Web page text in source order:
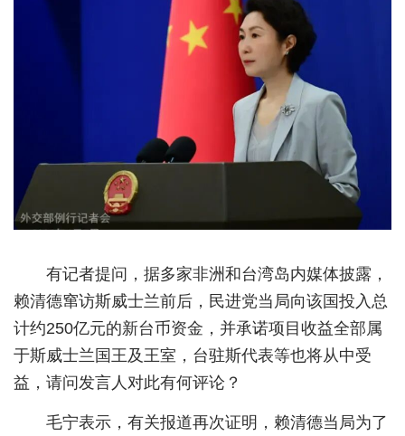
悠游
相亲
房产
消费
创意
有记者提问，据多家非洲和台湾岛内媒体披露，
赖清德窜访斯威士兰前后，民进党当局向该国投入总
计约250亿元的新台币资金，并承诺项目收益全部属
于斯威士兰国王及王室，台驻斯代表等也将从中受
益，请问发言人对此有何评论？
毛宁表示，有关报道再次证明，赖清德当局为了